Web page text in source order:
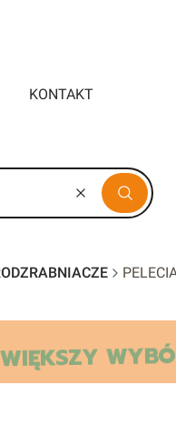
KONTAKT
WyczyśćSzukaj